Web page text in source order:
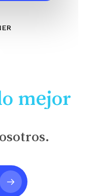
mejor